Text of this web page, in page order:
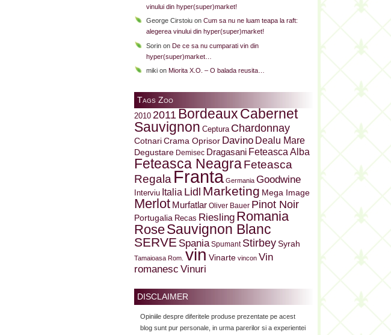
vinului din hyper(super)market!
George Cirstoiu on Cum sa nu ne luam teapa la raft:
alegerea vinului din hyper(super)market!
Sorin on De ce sa nu cumparati vin din
hyper(super)market…
miki on Miorita X.O. – O balada reusita…
Tags Zoo
2010 2011 BordeauxCabernet
Sauvignon Ceptura Chardonnay
Cotnari Crama Oprisor Davino Dealu Mare
Degustare Demisec Dragasani Feteasca Alba
Feteasca NeagraFeteasca
Regala Franta Germania Goodwine
Interviu Italia Lidl Marketing Mega Image
Merlot Murfatlar Oliver Bauer Pinot Noir
Portugalia Recas Riesling Romania
RoseSauvignon Blanc
SERVE Spania Spumant Stirbey Syrah
Tamaioasa Rom. vin Vinarte vincon Vin
romanesc Vinuri
DISCLAIMER
Opiniile despre diferitele produse prezentate pe acest
blog sunt pur personale, in urma parerilor si a experientei